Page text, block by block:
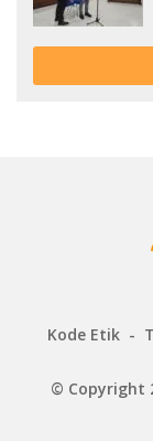
Kode Etik
© Copyright